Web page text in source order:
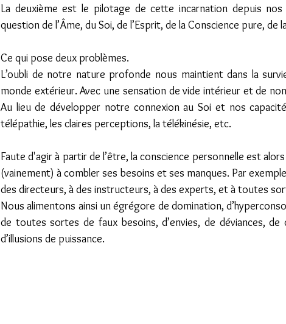
La deuxième est le pilotage de cette incarnation depuis
question de l’Âme, du Soi, de l’Esprit, de la Conscience pure,
Ce qui pose deux problèmes.
L’oubli de notre nature profonde nous maintient dans la
monde extérieur. Avec une sensation de vide intérieur et de
Au lieu de développer notre connexion au Soi et nos
télépathie, les claires perceptions, la télékinésie, etc.
Faute d'agir à partir de l’être, la conscience personnelle est
(vainement) à combler ses besoins et ses manques. Par
des directeurs, à des instructeurs, à des experts, et à toutes
Nous alimentons ainsi un égrégore de domination,
de toutes sortes de faux besoins, d’envies, de déviances,
d’illusions de puissance.